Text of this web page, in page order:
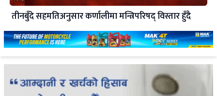
तीनबुँदे सहमतिअनुसार कर्णालीमा मन्त्रिपरिषद् विस्तार हुँदै